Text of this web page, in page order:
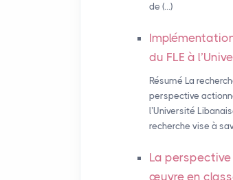
de (…)
du FLE à
Résumé La
perspective
l’Université
recherche vise à
La
œuvre en